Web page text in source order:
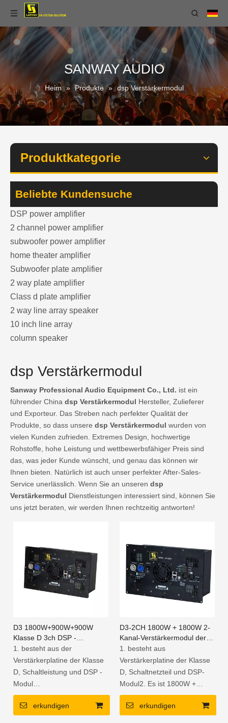
SANWAY AUDIO
Heim » Produkte » dsp Verstärkermodul
Produktkategorie
Beliebte Kundensuche
DSP power amplifier
2 channel power amplifier
subwoofer power amplifier
home theater amplifier
Subwoofer plate amplifier
2 way plate amplifier
Class d plate amplifier
2 way line array speaker
10 inch line array
column speaker
dsp Verstärkermodul
Sanway Professional Audio Equipment Co., Ltd. ist ein
führender China dsp Verstärkermodul Hersteller, Zulieferer
und Exporteur. Das Streben nach perfekter Qualität der
Produkte, so dass unsere dsp Verstärkermodul wurden von
vielen Kunden zufrieden. Extremes Design, hochwertige
Rohstoffe, hohe Leistung und wettbewerbsfähiger Preis sind
das, was jeder Kunde wünscht, und genau das können wir
Ihnen bieten. Natürlich ist auch unser perfekter After-Sales-
Service unerlässlich. Wenn Sie an unseren dsp
Verstärkermodul Dienstleistungen interessiert sind, können Sie
uns jetzt beraten, wir werden Ihnen rechtzeitig antworten!
D3 1800W+900W+900W
Klasse D 3ch DSP -
Verstärkermodul für den
aktiven Lautsprecher
1. besteht aus der
Verstärkerplatine der Klasse
D, Schaltleistung und DSP -
Modul
2. Es ist 1800
W+900W+900W bei 4 Ohm 3
erkundigen
D3-2CH 1800W + 1800W 2-
Kanal-Verstärkermodul der
Klasse D mit DSP
1. besteht aus
Verstärkerplatine der Klasse
D, Schaltnetzteil und DSP-
Modul2. Es ist 1800W +
1800W bei 4 Ohm 2-Kanal-
Modul3. Kompaktes
erkundigen